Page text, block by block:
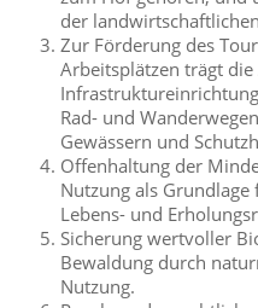
der
Zur Förderung des
Arbeitsplätzen trägt die
Rad- und
Gewässern und
Offenhaltung der
Nutzung als
Lebens- und
Sicherung wertvoller
Bewaldung durch
Nutzung.